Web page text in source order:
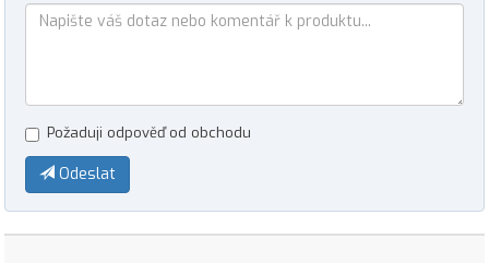
Požaduji odpověď od obchodu
Odeslat